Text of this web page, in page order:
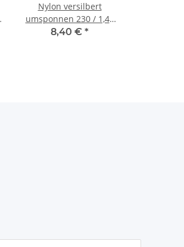
Nylon versilbert
umsponnen 230 / 1,47
100 cm
8,40 € *